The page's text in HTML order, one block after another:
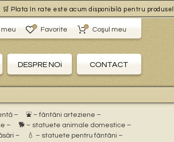
Plata în rate este acum disponibilă pentru
meu 0 Favorite 0 Coşul meu
DESPRE NOi CONTACT
–
⛲ – fântâni arteziene –
–
🐕 – statuete animale domestice –
–
💧 – statuete pentru fântâni –